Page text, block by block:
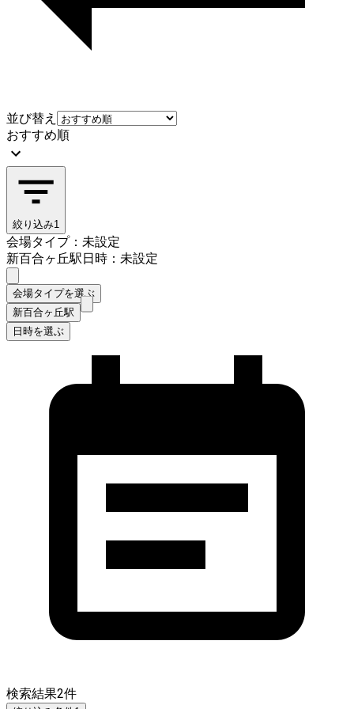
並び替え
おすすめ順
絞り込み1
会場タイプ：未設定
新百合ヶ丘駅日時：未設定
会場タイプを選ぶ
新百合ヶ丘駅
日時を選ぶ
検索結果2件